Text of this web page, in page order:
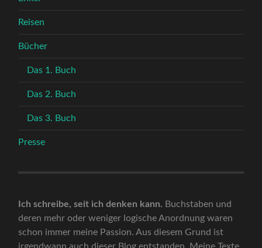
Reisen
Bücher
Das 1. Buch
Das 2. Buch
Das 3. Buch
Presse
Ich schreibe, seit ich denken kann. Buchstaben und
deren mehr oder weniger logische Anordnung waren
schon immer meine Passion. Aus diesem Grund ist
irgendwann auch dieser Blog entstanden. Meine Texte